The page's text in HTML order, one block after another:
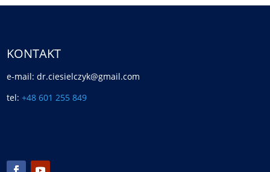
KONTAKT
e-mail: dr.ciesielczyk@gmail.com
tel:+48 601 255 849